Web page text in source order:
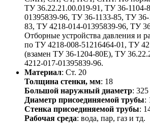
ТУ 36.22.21.00.019-91, ТУ 36-1104-
01395839-96, ТУ 36-1133-85, ТУ
83, ТУ 4218-014-01395839-96, ТУ
Отборные устройства давления и
по ТУ 4218-008-51216464-01, ТУ
(взамен ТУ 36-1204-80Е), ТУ
4212-017-01395839-96.
Материал: Ст. 20
Толщина стенки, мм: 18
Большой наружный диаметр: 325
Диаметр присоединяемой трубы:
Стенка присоединяемой трубы:
Рабочая среда: вода, пар, газ и тд.